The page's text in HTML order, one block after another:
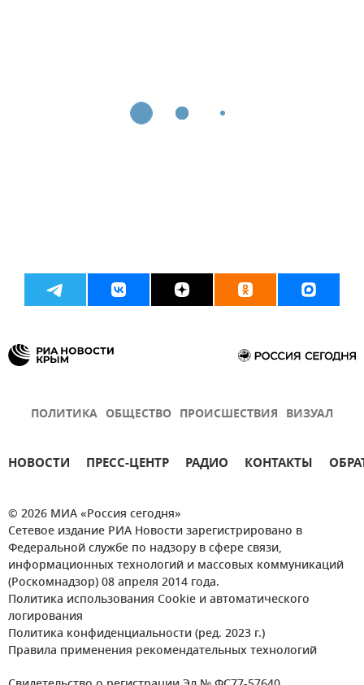
ПОЛИТИКА ОБЩЕСТВО ПРОИСШЕСТВИЯ ВИЗУАЛ
НОВОСТИ ПРЕСС-ЦЕНТР РАДИО КОНТАКТЫ
© 2026 МИА «Россия сегодня»
Сетевое издание РИА Новости зарегистрировано в
Федеральной службе по надзору в сфере связи,
информационных технологий и массовых коммуникаций
(Роскомнадзор) 08 апреля 2014 года.
Политика использования Cookie и автоматического
логирования
Политика конфиденциальности (ред. 2023 г.)
Правила применения рекомендательных технологий